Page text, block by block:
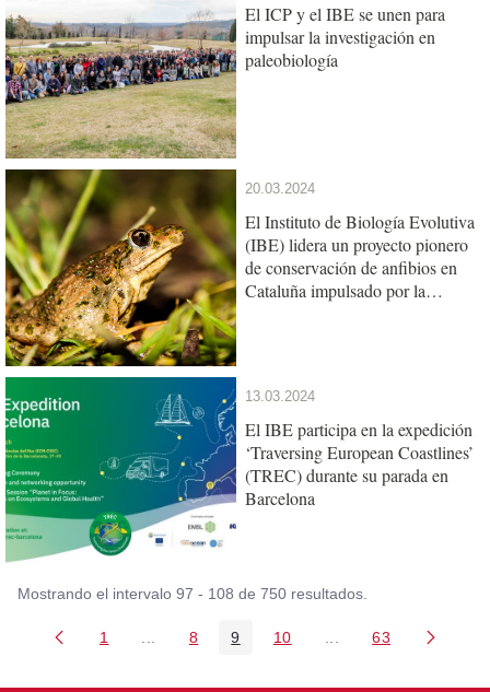
El ICP y el IBE se unen para
impulsar la investigación en
paleobiología
20.03.2024
El Instituto de Biología Evolutiva
(IBE) lidera un proyecto pionero
de conservación de anfibios en
Cataluña impulsado por la
13.03.2024
El IBE participa en la expedición
‘Traversing European Coastlines’
(TREC) durante su parada en
Barcelona
Mostrando el intervalo 97 - 108 de 750 resultados.
Página
1 Páginas intermedias Use TAB para
Página
8 Página
9 Página
10 Páginas intermedias
Página
63